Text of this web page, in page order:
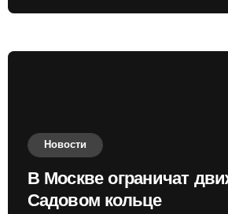
Новости
В Москве ограничат
Садовом кольце